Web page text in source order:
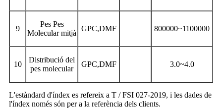
9
Pes Pes
Molecular mitjà
GPC,DMF 800000~1100000
10
Distribució del
pes molecular
GPC,DMF 3.0~4.0
L'estàndard d'índex es refereix a T / FSI 027-2019, i les dades de
l'índex només són per a la referència dels clients.